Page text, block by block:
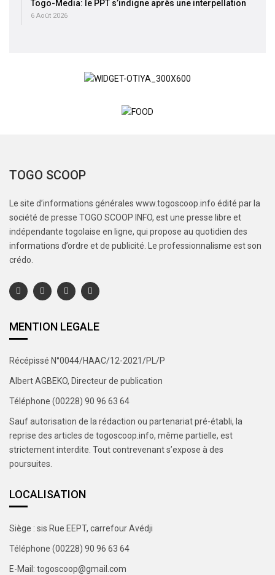
Togo-Media: le PPT s’indigne après une interpellation
6 Août 2026
TOGO SCOOP
Le site d’informations générales www.togoscoop.info édité par la
société de presse TOGO SCOOP INFO, est une presse libre et
indépendante togolaise en ligne, qui propose au quotidien des
informations d’ordre et de publicité. Le professionnalisme est son
crédo.
MENTION LEGALE
Récépissé N°0044/HAAC/12-2021/PL/P
Albert AGBEKO, Directeur de publication
Téléphone (00228) 90 96 63 64
Sauf autorisation de la rédaction ou partenariat pré-établi, la
reprise des articles de togoscoop.info, même partielle, est
strictement interdite. Tout contrevenant s’expose à des
poursuites.
LOCALISATION
Siège : sis Rue EEPT, carrefour Avédji
Téléphone (00228) 90 96 63 64
E-Mail: togoscoop@gmail.com